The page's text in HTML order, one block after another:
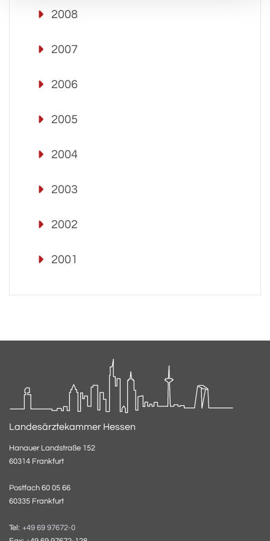
2008
2007
2006
2005
2004
2003
2002
2001
Landesärztekammer Hessen
Hanauer Landstraße 152
60314 Frankfurt
Postfach 60 05 66
60335 Frankfurt
Tel: +49 69 97672-0